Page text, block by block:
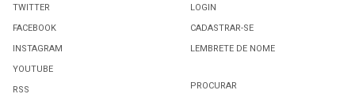
TWITTER
FACEBOOK
INSTAGRAM
YOUTUBE
RSS
LOGIN
CADASTRAR-SE
LEMBRETE DE NOME
PROCURAR